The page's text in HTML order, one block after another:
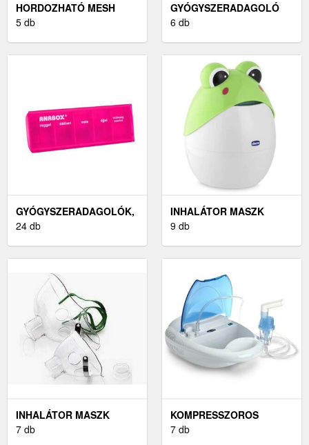
HORDOZHATÓ MESH
INHALÁTOR
5 db
GYÓGYSZERADAGOLÓ
ÉS INHALÁTOR
6 db
GYÓGYSZERADAGOLÓK,
INHALÁTOROK
24 db
INHALÁTOR MASZK
GYERMEKEKNEK
9 db
INHALÁTOR MASZK
7 db
KOMPRESSZOROS
INHALÁTOR (VIVAMAX)
7 db